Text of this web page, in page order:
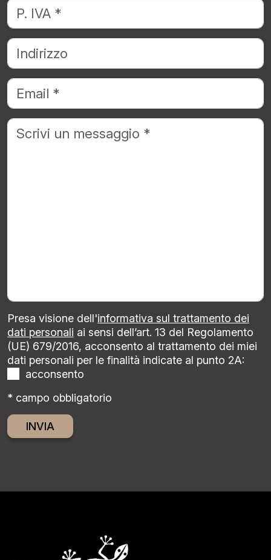
Presa visione dell'informativa sul trattamento dei
dati personali ai sensi dell’art. 13 del Regolamento
(UE) 679/2016, acconsento al trattamento dei miei
dati personali per le finalità indicate al punto 2A:
acconsento
* campo obbligatorio